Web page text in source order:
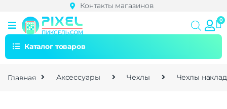
Контакты магазинов
Каталог товаров
Главная Аксессуары Чехлы Чехлы